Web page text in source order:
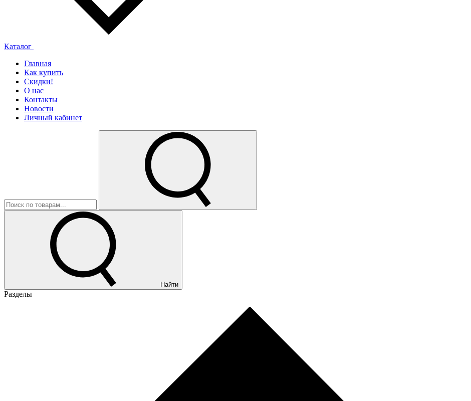
Каталог
Главная
Как купить
Скидки!
О нас
Контакты
Новости
Личный кабинет
Найти
Разделы